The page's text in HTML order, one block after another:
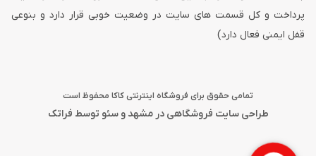
پرداخت و کل قسمت های سایت در وضعیت خوبی قرار دارد و بنوعی
قفل ایمنی فعال دارد)
تمامی حقوق برای فروشگاه اینترنتی کاکا محفوظ است
طراحی سایت فروشگاهی در مشهد و سئو توسط فراتک